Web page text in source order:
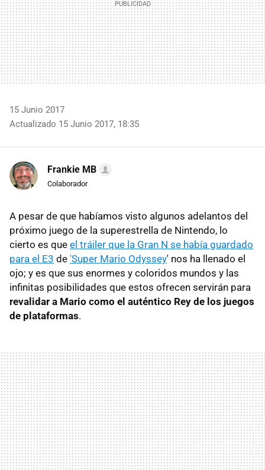
15 Junio 2017
Actualizado 15 Junio 2017, 18:35
Frankie MB
Colaborador
A pesar de que habíamos visto algunos adelantos del
próximo juego de la superestrella de Nintendo, lo
cierto es que el tráiler que la Gran N se había guardado
para el E3 de 'Super Mario Odyssey' nos ha llenado el
ojo; y es que sus enormes y coloridos mundos y las
infinitas posibilidades que estos ofrecen servirán para
revalidar a Mario como el auténtico Rey de los juegos
de plataformas.